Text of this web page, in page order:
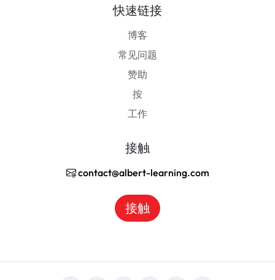
快速链接
博客
常见问题
赞助
按
工作
接触
contact@albert-learning.com
接触